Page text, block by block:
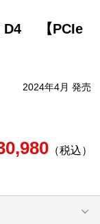
D4 【PCIe
2024年4月 発売
（税込）